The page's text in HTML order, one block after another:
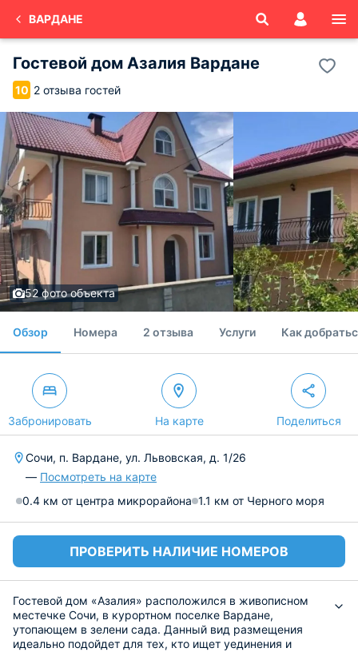
ВАРДАНЕ
Гостевой дом Азалия Вардане
10 2 отзыва гостей
52 фото объекта
Обзор Номера 2 отзыва Услуги Как
Забронировать На карте Поделиться
Сочи, п. Вардане, ул. Львовская, д. 1/26
— Посмотреть на карте
0.4 км от центра микрорайона 1.1 км от Черного моря
ПРОВЕРИТЬ НАЛИЧИЕ НОМЕРОВ
Гостевой дом «Азалия» расположился в живописном
местечке Сочи, в курортном поселке Вардане,
утопающем в зелени сада. Данный вид размещения
идеально подойдет для тех, кто ищет уединения и